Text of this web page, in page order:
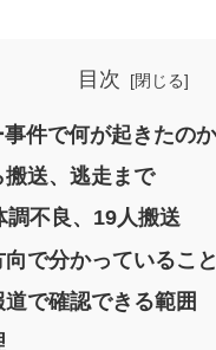
目次
件で何が起きたの
送、逃走まで
調不良、19人搬送
で分かっていること
で確認できる範囲